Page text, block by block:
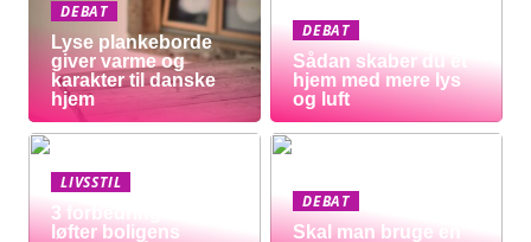
DEBAT
Lyse plankeborde
giver varme og
karakter til danske
hjem
DEBAT
Sådan skaber du et
hjem med mere lys
og luft
LIVSSTIL
3 forbedringer der
løfter boligens
DEBAT
Skal man bruge en